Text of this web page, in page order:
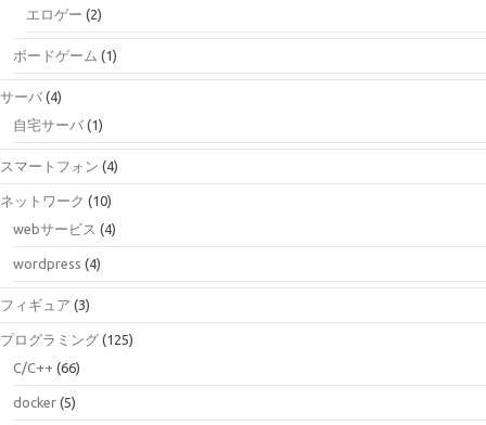
エロゲー (2)
ボードゲーム (1)
サーバ (4)
自宅サーバ (1)
スマートフォン (4)
ネットワーク (10)
webサービス (4)
wordpress (4)
フィギュア (3)
プログラミング (125)
C/C++ (66)
docker (5)